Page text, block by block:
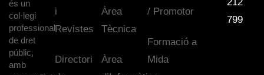
és un
col·legi
professional
de dret
públic,
amb
i
Revistes
Directori
Àrea
Tècnica
Àrea
/ Promotor
Formació a
Mida
799